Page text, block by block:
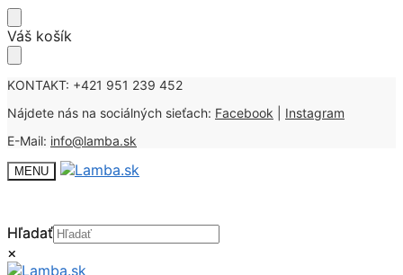
Skip
to
Skip
to
Váš košík
KONTAKT: +421 951 239 452
Nájdete nás na sociálných sieťach: Facebook
Instagram
E-Mail: info@lamba.sk
MENU
Hľadať
×
Hľadať
×